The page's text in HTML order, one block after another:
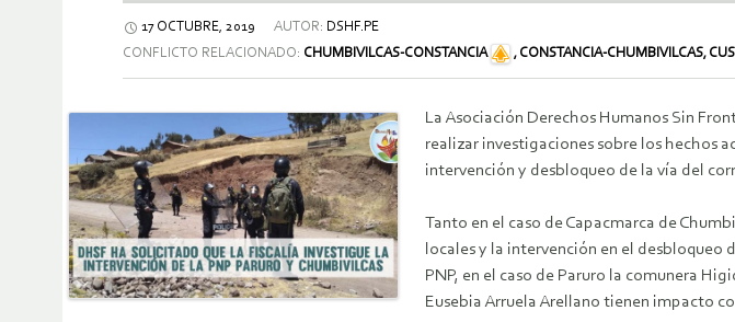
17 OCTUBRE, 2019 AUTOR: DSHF.PE
CONFLICTO RELACIONADO: CHUMBIVILCAS-CONSTANCIA , CONSTANCIA-CHUMBIVILCAS,
La Asociación Derechos Humanos Sin
realizar investigaciones sobre los hechos
intervención y desbloqueo de la vía del
Tanto en el caso de Capacmarca de
locales y la intervención en el
PNP, en el caso de Paruro la comunera
Eusebia Arruela Arellano tienen impacto